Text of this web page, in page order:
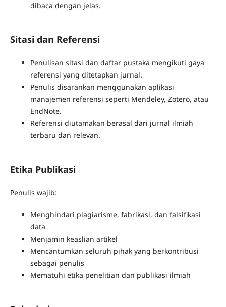
dibaca dengan jelas.
Sitasi dan Referensi
Penulisan sitasi dan daftar pustaka mengikuti gaya
referensi yang ditetapkan jurnal.
Penulis disarankan menggunakan aplikasi
manajemen referensi seperti Mendeley, Zotero, atau
EndNote.
Referensi diutamakan berasal dari jurnal ilmiah
terbaru dan relevan.
Etika Publikasi
Penulis wajib:
Menghindari plagiarisme, fabrikasi, dan falsifikasi
data
Menjamin keaslian artikel
Mencantumkan seluruh pihak yang berkontribusi
sebagai penulis
Mematuhi etika penelitian dan publikasi ilmiah